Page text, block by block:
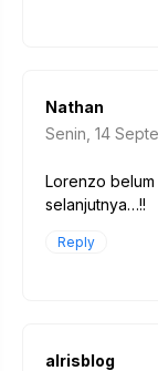
Nathan
Senin, 14
Lorenzo
selanjutnya…!!
Reply
alrisblog